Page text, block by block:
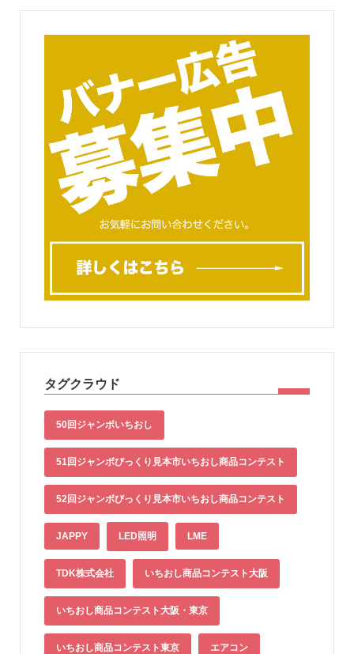
タグクラウド
50回ジャンボいちおし
51回ジャンボびっくり見本市いちおし商品コンテスト
52回ジャンボびっくり見本市いちおし商品コンテスト
JAPPY LED照明 LME
TDK株式会社 いちおし商品コンテスト大阪
いちおし商品コンテスト大阪・東京
いちおし商品コンテスト東京 エアコン